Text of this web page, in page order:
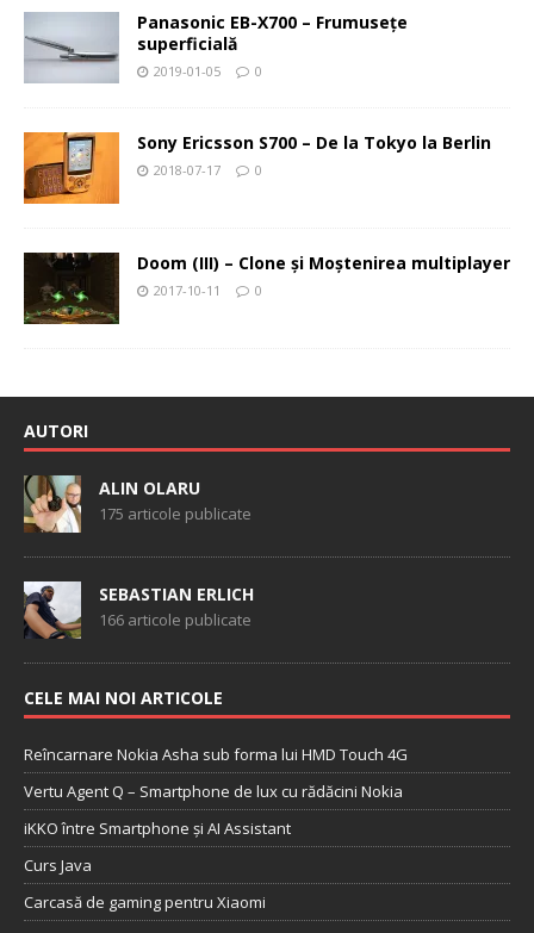
Panasonic EB-X700 – Frumuseţe
superficială
2019-01-05 0
Sony Ericsson S700 – De la Tokyo la Berlin
2018-07-17 0
Doom (III) – Clone şi Moştenirea multiplayer
2017-10-11 0
AUTORI
ALIN OLARU
175 articole publicate
SEBASTIAN ERLICH
166 articole publicate
CELE MAI NOI ARTICOLE
Reîncarnare Nokia Asha sub forma lui HMD Touch 4G
Vertu Agent Q – Smartphone de lux cu rădăcini Nokia
iKKO între Smartphone și AI Assistant
Curs Java
Carcasă de gaming pentru Xiaomi